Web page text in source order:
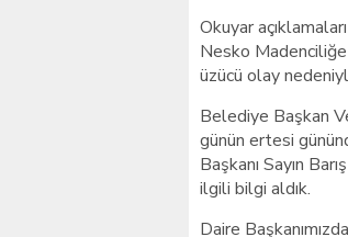
Okuyar
Nesko
üzücü olay
Belediye Başkan
günün ertesi
Başkanı Sayın
ilgili bilgi aldık.
Daire